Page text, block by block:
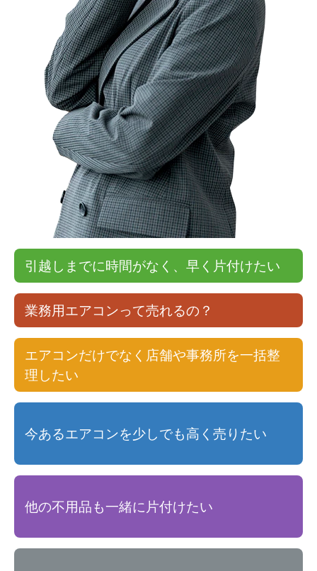
引越しまでに時間がなく、早く片付けたい
業務用エアコンって売れるの？
エアコンだけでなく店舗や事務所を一括整
理したい
今あるエアコンを少しでも高く売りたい
他の不用品も一緒に片付けたい